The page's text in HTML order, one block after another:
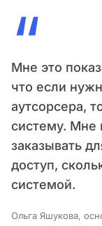
“
Мне это
что если
аутсорсера,
систему. Мне
заказывать
доступ,
системой.
Ольга Яшукова,